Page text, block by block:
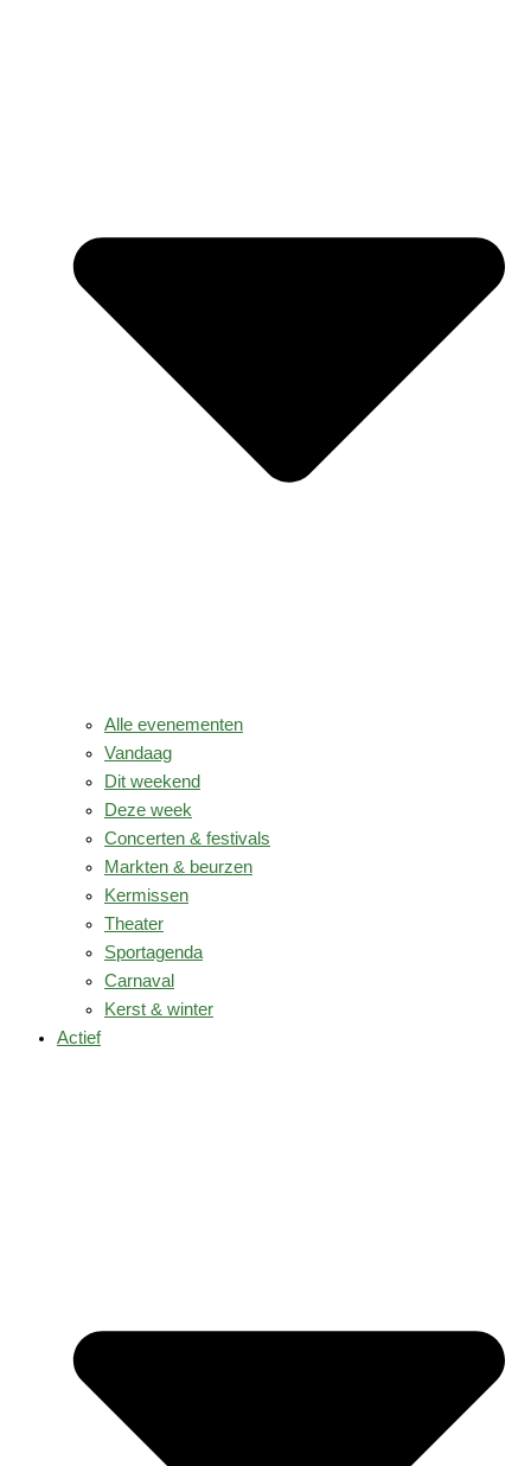
Alle evenementen
Vandaag
Dit weekend
Deze week
Concerten & festivals
Markten & beurzen
Kermissen
Theater
Sportagenda
Carnaval
Kerst & winter
Actief